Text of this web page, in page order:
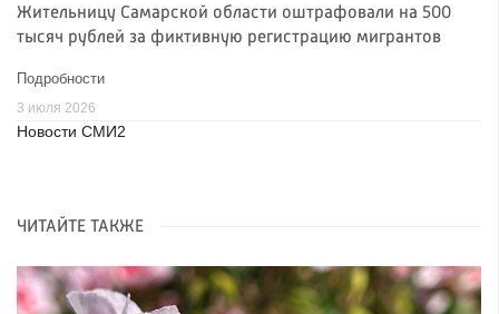
Жительницу Самарской области оштрафовали на 500
тысяч рублей за фиктивную регистрацию мигрантов
Подробности
3 июля 2026
Новости СМИ2
ЧИТАЙТЕ ТАКЖЕ